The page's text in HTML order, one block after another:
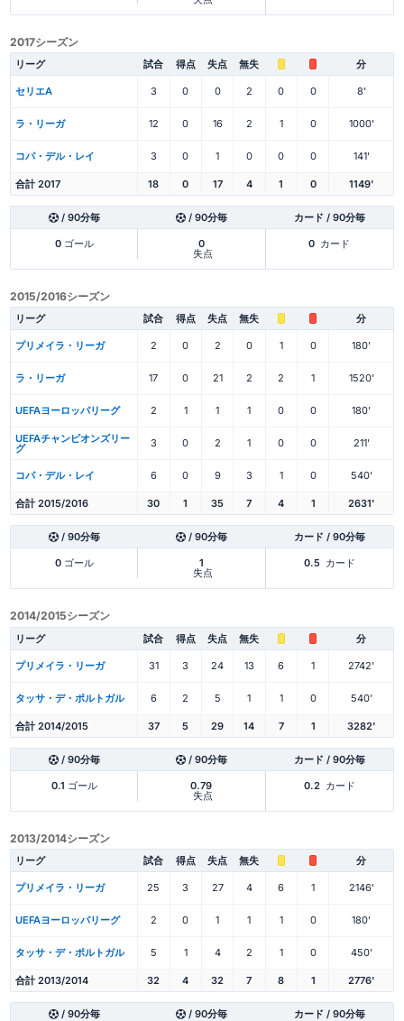
2017シーズン
リーグ 試合 得点 失点 無失 分
セリエA 3 0 0 2 0 0 8'
ラ・リーガ 12 0 16 2 1 0 1000'
コパ・デル・レイ 3 0 1 0 0 0 141'
合計 2017 18 0 17 4 1 0 1149'
/ 90分毎 / 90分毎 カード / 90分毎
0ゴール 0
失点
0 カード
2015/2016シーズン
リーグ 試合 得点 失点 無失 分
プリメイラ・リーガ 2 0 2 0 1 0 180'
ラ・リーガ 17 0 21 2 2 1 1520'
UEFAヨーロッパリーグ 2 1 1 1 0 0 180'
UEFAチャンピオンズリー
グ 3 0 2 1 0 0 211'
コパ・デル・レイ 6 0 9 3 1 0 540'
合計 2015/2016 30 1 35 7 4 1 2631'
/ 90分毎 / 90分毎 カード / 90分毎
0ゴール 1
失点
0.5 カード
2014/2015シーズン
リーグ 試合 得点 失点 無失 分
プリメイラ・リーガ 31 3 24 13 6 1 2742'
タッサ・デ・ポルトガル 6 2 5 1 1 0 540'
合計 2014/2015 37 5 29 14 7 1 3282'
/ 90分毎 / 90分毎 カード / 90分毎
0.1 ゴール 0.79
失点
0.2 カード
2013/2014シーズン
リーグ 試合 得点 失点 無失 分
プリメイラ・リーガ 25 3 27 4 6 1 2146'
UEFAヨーロッパリーグ 2 0 1 1 1 0 180'
タッサ・デ・ポルトガル 5 1 4 2 1 0 450'
合計 2013/2014 32 4 32 7 8 1 2776'
/ 90分毎 / 90分毎 カード / 90分毎